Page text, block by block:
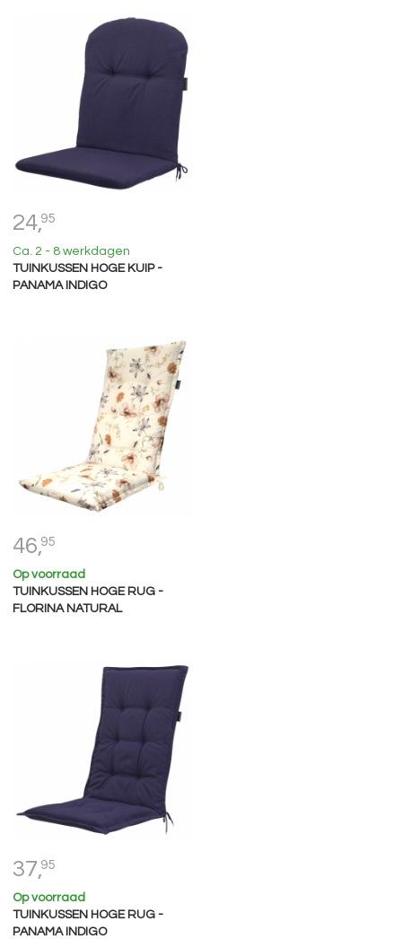
24,95
Ca. 2 - 8 werkdagen
TUINKUSSEN HOGE KUIP -
PANAMA INDIGO
46,95
Op voorraad
TUINKUSSEN HOGE RUG -
FLORINA NATURAL
37,95
Op voorraad
TUINKUSSEN HOGE RUG -
PANAMA INDIGO